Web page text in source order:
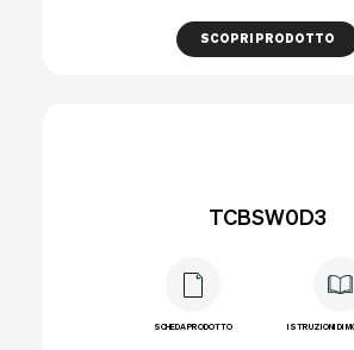
SCOPRI PRODOTTO
TCBSW0D3
SCHEDA PRODOTTO ISTRUZIONI DI